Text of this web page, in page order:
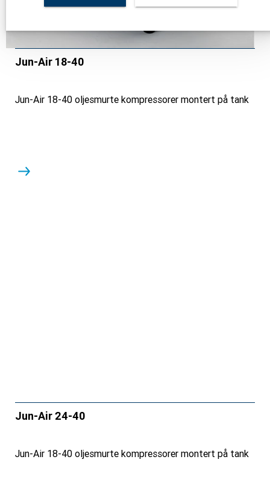
Jun-Air 18-40
Jun-Air 18-40 oljesmurte kompressorer montert på tank
Jun-Air 24-40
Jun-Air 18-40 oljesmurte kompressorer montert på tank